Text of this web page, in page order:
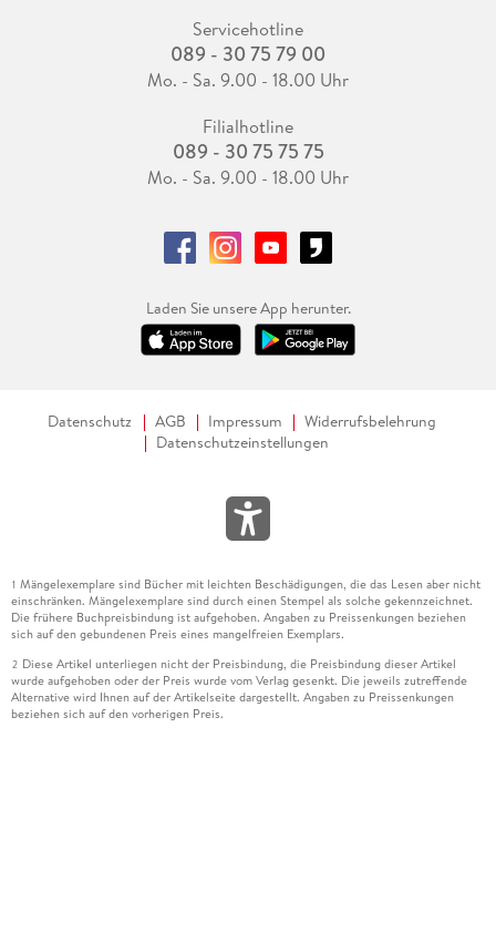
Servicehotline
089 - 30 75 79 00
Mo. - Sa. 9.00 - 18.00 Uhr
Filialhotline
089 - 30 75 75 75
Mo. - Sa. 9.00 - 18.00 Uhr
Laden Sie unsere App herunter.
Datenschutz AGB Impressum
Widerrufsbelehrung
Datenschutzeinstellungen
1 Mängelexemplare sind Bücher mit leichten Beschädigungen, die das Lesen aber nicht
einschränken. Mängelexemplare sind durch einen Stempel als solche gekennzeichnet.
Die frühere Buchpreisbindung ist aufgehoben. Angaben zu Preissenkungen beziehen
sich auf den gebundenen Preis eines mangelfreien Exemplars.
2 Diese Artikel unterliegen nicht der Preisbindung, die Preisbindung dieser Artikel
wurde aufgehoben oder der Preis wurde vom Verlag gesenkt. Die jeweils zutreffende
Alternative wird Ihnen auf der Artikelseite dargestellt. Angaben zu Preissenkungen
beziehen sich auf den vorherigen Preis.